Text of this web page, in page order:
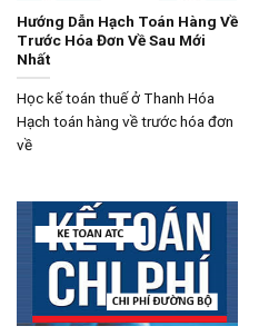
Hướng Dẫn Hạch Toán Hàng Về
Trước Hóa Đơn Về Sau Mới
Nhất
Học kế toán thuế ở Thanh Hóa
Hạch toán hàng về trước hóa đơn
về